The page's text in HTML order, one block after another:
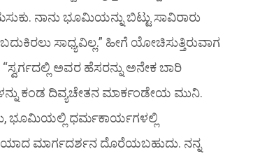
ನಾನು ಭೂಮಿಯನ್ನು ಬಿಟ್ಟು ಸಾವಿರಾರು
ಸಾಧ್ಯವಿಲ್ಲ.” ಹೀಗೆ ಯೋಚಿಸುತ್ತಿರುವಾಗ
ಅವರ ಹೆಸರನ್ನು ಅನೇಕ ಬಾರಿ
ಕಂಡ ದಿವ್ಯಚೇತನ ಮಾರ್ಕಂಡೇಯ ಮುನಿ.
ಭೂಮಿಯಲ್ಲಿ ಧರ್ಮಕಾರ್ಯಗಳಲ್ಲಿ
ಮಾರ್ಗದರ್ಶನ ದೊರೆಯಬಹುದು. ನನ್ನ